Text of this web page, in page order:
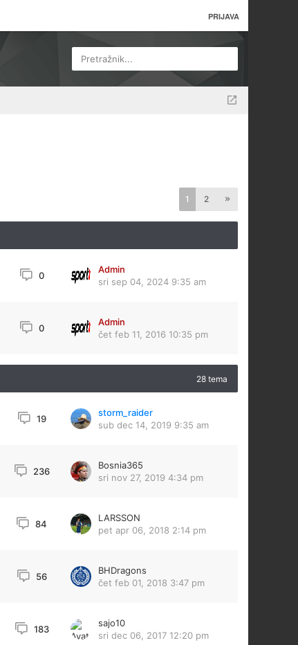
PRIJAVA
Pretražnik...
1 2
0
Admin
sri sep 04, 2024 9:35 am
0
Admin
čet feb 11, 2016 10:35 pm
28 tema
19
storm_raider
sub dec 14, 2019 9:35 am
236
Bosnia365
sri nov 27, 2019 4:34 pm
84
LARSSON
pet apr 06, 2018 2:14 pm
56
BHDragons
čet feb 01, 2018 3:47 pm
183
sajo10
sri dec 06, 2017 12:20 pm